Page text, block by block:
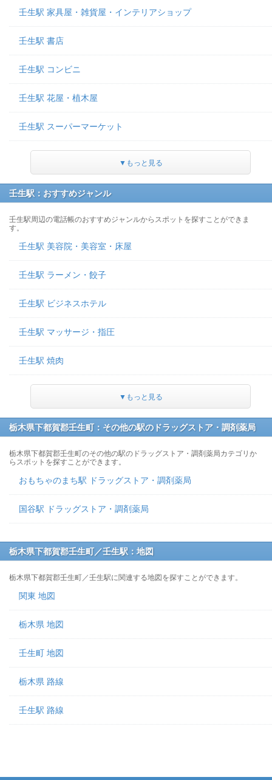
壬生駅 家具屋・雑貨屋・インテリアショップ
壬生駅 書店
壬生駅 コンビニ
壬生駅 花屋・植木屋
壬生駅 スーパーマーケット
▼もっと見る
壬生駅：おすすめジャンル
壬生駅周辺の電話帳のおすすめジャンルからスポットを探すことができま
す。
壬生駅 美容院・美容室・床屋
壬生駅 ラーメン・餃子
壬生駅 ビジネスホテル
壬生駅 マッサージ・指圧
壬生駅 焼肉
▼もっと見る
栃木県下都賀郡壬生町：その他の駅のドラッグストア・調剤薬局
栃木県下都賀郡壬生町のその他の駅のドラッグストア・調剤薬局カテゴリか
らスポットを探すことができます。
おもちゃのまち駅 ドラッグストア・調剤薬局
国谷駅 ドラッグストア・調剤薬局
栃木県下都賀郡壬生町／壬生駅：地図
栃木県下都賀郡壬生町／壬生駅に関連する地図を探すことができます。
関東 地図
栃木県 地図
壬生町 地図
栃木県 路線
壬生駅 路線